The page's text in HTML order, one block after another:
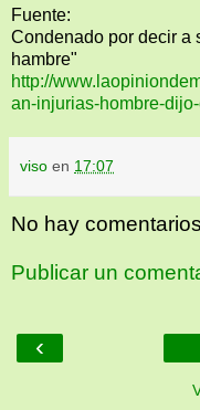
Fuente:
Condenado por decir a
hambre"
http://
an-injurias-hombre-
viso en 17:07
No hay
Publicar un
‹